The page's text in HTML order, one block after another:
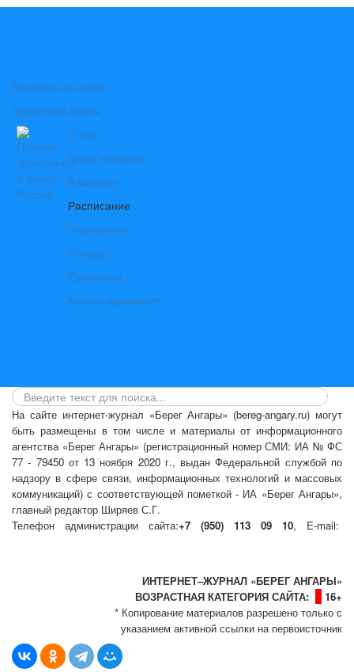
Реклама на сайте
Аудитория сайта
О нас
Наши контакты
Вакансии
Расписание
Электрички
Поезда
Самолеты
Купить авиабилет
На сайте интернет-журнал «Берег Ангары» (bereg-angary.ru) могут
быть размещены в том числе и материалы от информационного
агентства «Берег Ангары» (регистрационный номер СМИ: ИА № ФС
77 - 79450 от 13 ноября 2020 г., выдан Федеральной службой по
надзору в сфере связи, информационных технологий и массовых
коммуникаций) с соответствующей пометкой - ИА «Берег Ангары»,
главный редактор Ширяев С.Г.
Телефон администрации сайта:+7 (950) 113 09 10, E-mail:
ИНТЕРНЕТ–ЖУРНАЛ «БЕРЕГ АНГАРЫ»
ВОЗРАСТНАЯ КАТЕГОРИЯ САЙТА:
16+
* Копирование материалов разрешено только с
указанием активной ссылки на первоисточник